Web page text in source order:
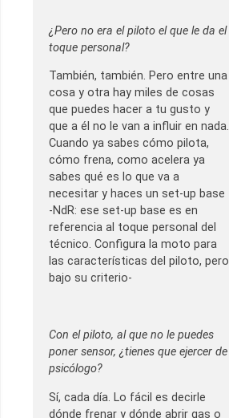
¿Pero no era el piloto el que le da el
toque personal?
También, también. Pero entre una
cosa y otra hay miles de cosas
que puedes hacer a tu gusto y
que a él no le van a influir en nada.
Cuando ya sabes cómo pilota,
cómo frena, como acelera ya
sabes qué es lo que va a
necesitar y haces un set-up base
-NdR: ese set-up base es en
referencia al toque personal del
técnico. Configura la moto para
las características del piloto, pero
bajo su criterio-
Con el piloto, al que no le puedes
poner sensor, ¿tienes que ejercer de
psicólogo?
Sí, cada día. Lo fácil es decirle
dónde frenar y dónde abrir gas o